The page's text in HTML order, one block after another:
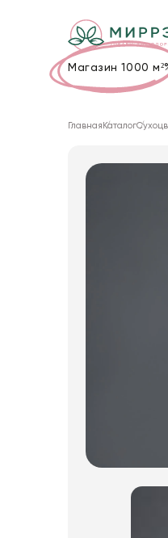
Магазин 1000 м²
Корзины и
Декоративные
Главная Каталог